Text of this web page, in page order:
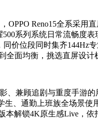
Reno15全系采用
系列系统日常流畅度
价位段同时集齐144Hz
面均衡，挑选直屏设计
兼顾追剧与重度手游
、通勤上班族全场景
本解锁4K原生感Live，